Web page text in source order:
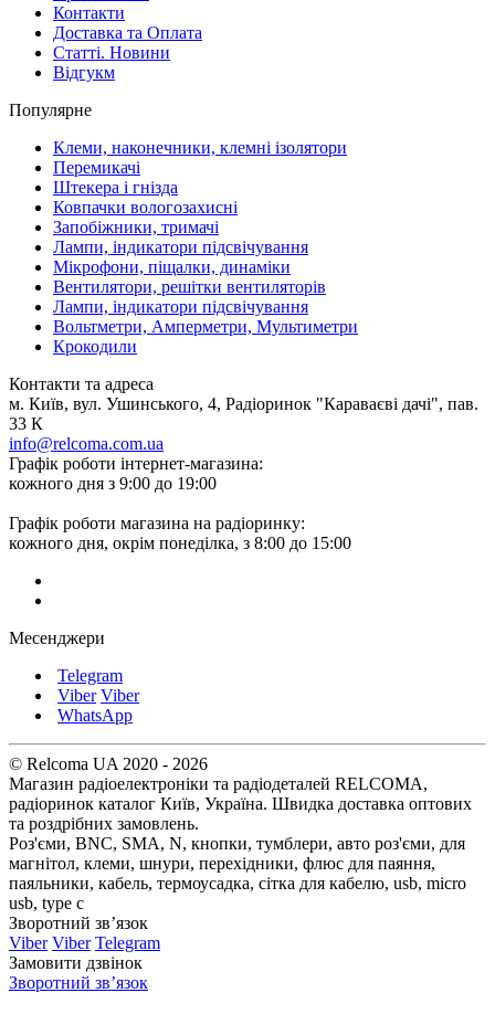
Контакти
Доставка та Оплата
Статті. Новини
Відгукм
Популярне
Клеми, наконечники, клемні ізолятори
Перемикачі
Штекера і гнізда
Ковпачки вологозахисні
Запобіжники, тримачі
Лампи, індикатори підсвічування
Мікрофони, піщалки, динаміки
Вентилятори, решітки вентиляторів
Лампи, індикатори підсвічування
Вольтметри, Амперметри, Мультиметри
Крокодили
Контакти та адреса
м. Київ, вул. Ушинського, 4, Радіоринок "Караваєві дачі", пав.
33 К
info@relcoma.com.ua
Графік роботи інтернет-магазина:
кожного дня з 9:00 до 19:00
Графік роботи магазина на радіоринку:
кожного дня, окрім понеділка, з 8:00 до 15:00
Месенджери
Telegram
Viber Viber
WhatsApp
© Relcoma UA 2020 - 2026
Магазин радіоелектроніки та радіодеталей RELCOMA,
радіоринок каталог Київ, Україна. Швидка доставка оптових
та роздрібних замовлень.
Роз'єми, BNC, SMA, N, кнопки, тумблери, авто роз'єми, для
магнітол, клеми, шнури, перехідники, флюс для паяння,
паяльники, кабель, термоусадка, сітка для кабелю, usb, micro
usb, type c
Зворотний зв’язок
Viber Viber Telegram
Замовити дзвінок
Зворотний зв’язок